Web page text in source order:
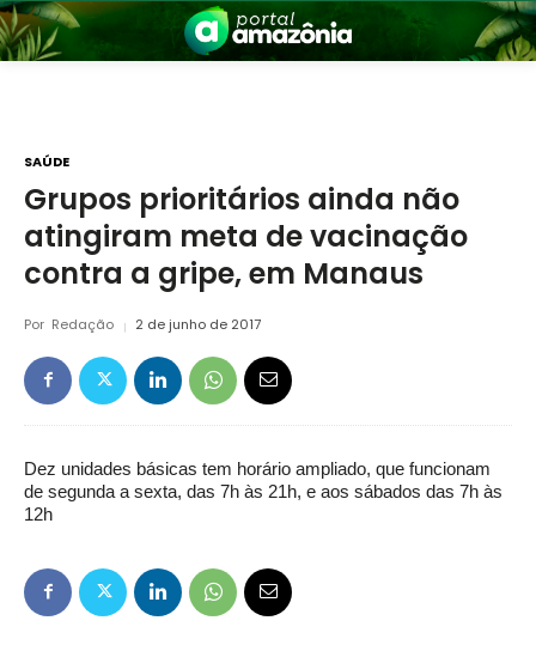
Amazônia
SAÚDE
Grupos prioritários ainda não
atingiram meta de vacinação
contra a gripe, em Manaus
Por Redação 2 de junho de 2017
Dez unidades básicas tem horário ampliado, que funcionam
de segunda a sexta, das 7h às 21h, e aos sábados das 7h às
12h